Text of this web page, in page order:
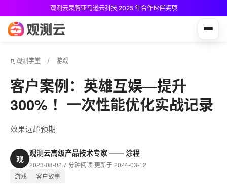
观测云免费版现已推出！
可观测学堂 游戏
客户案例：英雄互娱—提升
300% ！一次性能优化实战记录
效果远超预期
观
观测云高级产品技术专家 —— 涂程
2023-08-02·7 分钟阅读·更新于 2024-03-12
游戏
客户故事